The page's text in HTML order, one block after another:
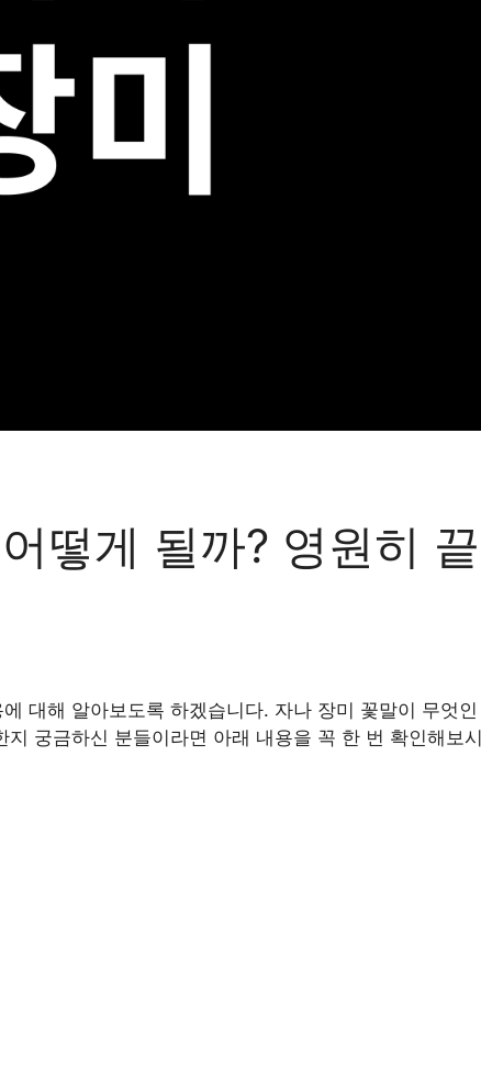
떻게 될까? 영원히 끝
대해 알아보도록 하겠습니다. 자나 장미 꽃말이 무엇인
지 궁금하신 분들이라면 아래 내용을 꼭 한 번 확인해보시